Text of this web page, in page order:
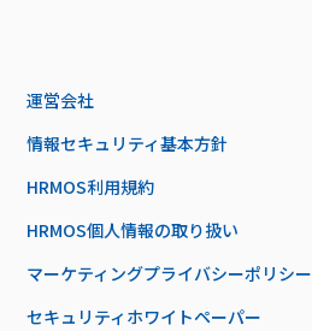
運営会社
情報セキュリティ基本方針
HRMOS利用規約
HRMOS個人情報の取り扱い
マーケティングプライバシーポリシー
セキュリティホワイトペーパー